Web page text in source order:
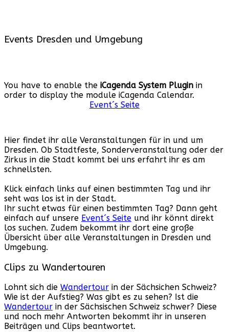
Events Dresden und Umgebung
You have to enable the iCagenda System Plugin in
order to display the module iCagenda Calendar.
Event´s Seite
Hier findet ihr alle Veranstaltungen für in und um
Dresden. Ob Stadtfeste, Sonderveranstaltung oder der
Zirkus in die Stadt kommt bei uns erfahrt ihr es am
schnellsten.
Klick einfach links auf einen bestimmten Tag und ihr
seht was los ist in der Stadt.
Ihr sucht etwas für einen bestimmten Tag? Dann geht
einfach auf unsere Event´s Seite und ihr könnt direkt
los suchen. Zudem bekommt ihr dort eine große
Übersicht über alle Veranstaltungen in Dresden und
Umgebung.
Clips zu Wandertouren
Lohnt sich die Wandertour in der Sächsichen Schweiz?
Wie ist der Aufstieg? Was gibt es zu sehen? Ist die
Wandertour in der Sächsischen Schweiz schwer? Diese
und noch mehr Antworten bekommt ihr in unseren
Beiträgen und Clips beantwortet.